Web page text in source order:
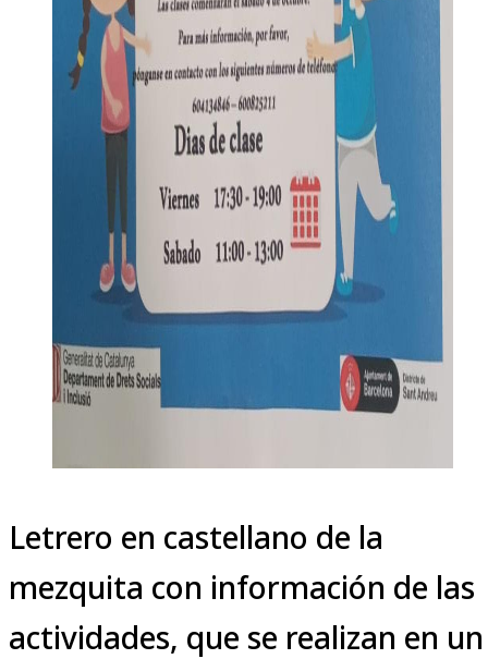
Letrero en castellano de la
mezquita con información de las
actividades, que se realizan en un